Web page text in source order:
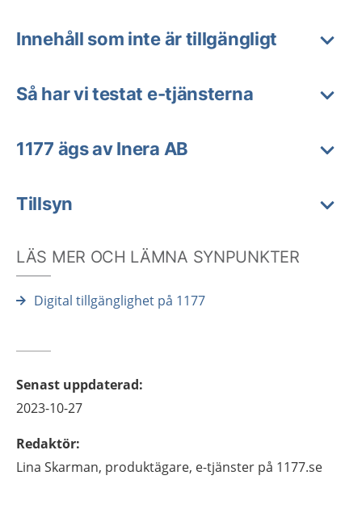
Innehåll som inte är tillgängligt
Så har vi testat e-tjänsterna
1177 ägs av Inera AB
Tillsyn
LÄS MER OCH LÄMNA SYNPUNKTER
Digital tillgänglighet på 1177
Senast uppdaterad:
2023-10-27
Redaktör:
Lina Skarman, produktägare, e-tjänster på 1177.se